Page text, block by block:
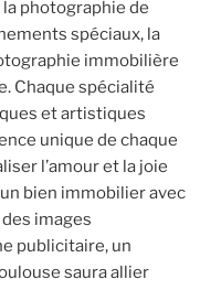
photographie de
spéciaux, la
immobilière
Chaque spécialité
et artistiques
unique de chaque
l’amour et la joie
bien immobilier avec
images
publicitaire, un
saura allier